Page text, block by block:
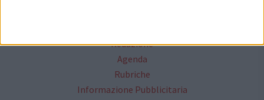
Redazione
Agenda
Rubriche
Informazione Pubblicitaria